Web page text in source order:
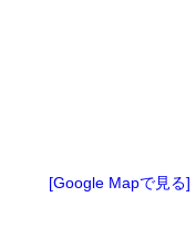
[Google Mapで見る]